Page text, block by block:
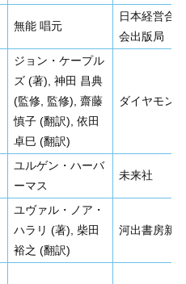
無能 唱元
日本経営合
会出版局
ジョン・ケープル
ズ (著), 神田 昌典
(監修, 監修), 齋藤
慎子 (翻訳), 依田
卓巳 (翻訳)
ダイヤモン
ユルゲン・ハーバ
ーマス
未来社
ユヴァル・ノア・
ハラリ (著), 柴田
裕之 (翻訳)
河出書房新社